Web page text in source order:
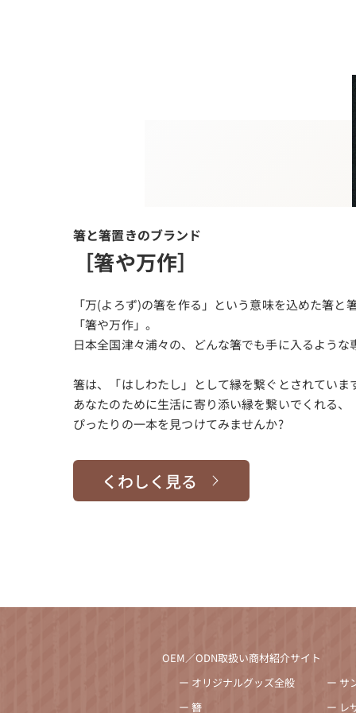
箸と箸置きのブランド
［箸や万作］
「万(よろず)の箸を作る」という意味を込めた箸と
「箸や万作」。
日本全国津々浦々の、どんな箸でも手に入るような
箸は、「はしわたし」として縁を繋ぐとされていま
あなたのために生活に寄り添い縁を繋いでくれる、
ぴったりの一本を見つけてみませんか?
くわしく見る
OEM／ODN取扱い商材紹介サイト
ー オリジナルグッズ全般
ー 簪
ー サ
ー レ